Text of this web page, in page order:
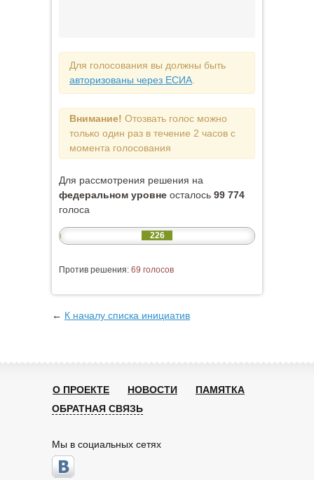
Для голосования вы должны быть
авторизованы через ЕСИА
Внимание! Отозвать голос можно
только один раз в течение 2 часов с
момента голосования
Для рассмотрения решения на
федеральном уровне осталось 99 774
голоса
226
Против решения: 69 голосов
← К началу списка инициатив
О ПРОЕКТЕ НОВОСТИ
ПАМЯТКА
ОБРАТНАЯ СВЯЗЬ
Мы в социальных сетях